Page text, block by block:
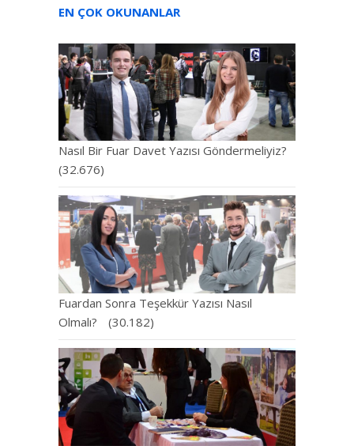
EN ÇOK OKUNANLAR
Nasıl Bir Fuar Davet Yazısı Göndermeliyiz?
(32.676)
Fuardan Sonra Teşekkür Yazısı Nasıl
Olmalı?
(30.182)